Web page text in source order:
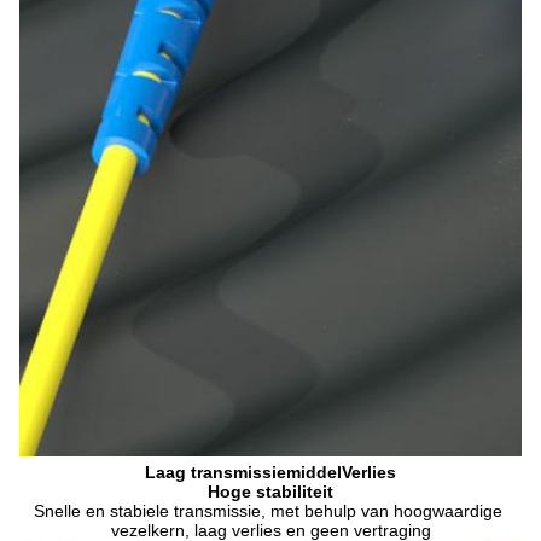
Laag transmissiemiddelVerlies
Hoge stabiliteit
Snelle en stabiele transmissie, met behulp van hoogwaardige
vezelkern, laag verlies en geen vertraging